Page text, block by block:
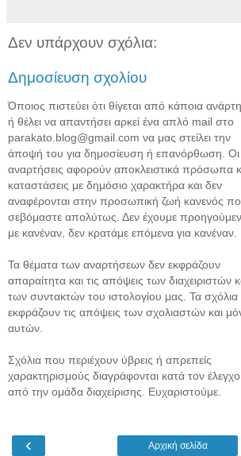
Δεν υπάρχουν σχόλια:
Δημοσίευση σχολίου
Όποιος πιστεύει ότι θίγεται από κάποια
ή θέλει να απαντήσει αρκεί ένα απλό mail στο
parakato.blog@gmail.com να μας στείλει την
άποψή του για δημοσίευση ή επανόρθωση. Οι
αναρτήσεις αφορούν αποκλειστικά πρόσωπα
καταστάσεις με δημόσιο χαρακτήρα και δεν
αναφέρονται στην προσωπική ζωή κανενός
σεβόμαστε απολύτως. Δεν έχουμε
με κανέναν, δεν κρατάμε επόμενα για κανέναν.
Τα θέματα των αναρτήσεων δεν εκφράζουν
απαραίτητα και τις απόψεις των διαχειριστών
των συντακτών του ιστολογίου μας. Τα σχόλια
εκφράζουν τις απόψεις των σχολιαστών και
αυτών.
Σχόλια που περιέχουν ύβρεις ή απρεπείς
χαρακτηρισμούς διαγράφονται κατά τον έλεγχο
από την ομάδα διαχείρισης. Ευχαριστούμε.
‹ Αρχική σελίδα